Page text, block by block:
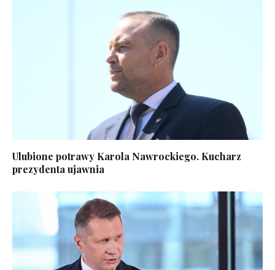
Ulubione potrawy Karola Nawrockiego. Kucharz
prezydenta ujawnia